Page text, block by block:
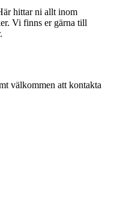
hittar ni allt inom
Vi finns er gärna till
välkommen att kontakta